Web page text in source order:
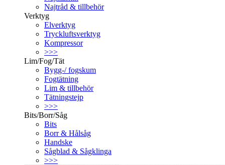
Najtråd & tillbehör
Verktyg
Elverktyg
Tryckluftsverktyg
Kompressor
>>>
Lim/Fog/Tät
Bygg-/ fogskum
Fogtätning
Lim & tillbehör
Tätningstejp
>>>
Bits/Borr/Såg
Bits
Borr & Hålsåg
Handske
Sågblad & Sågklinga
>>>